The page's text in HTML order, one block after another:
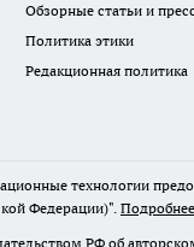
Обзорные статьи и
Политика этики
Редакционная политика
технологии
Федерации)". Подробнее
РФ об